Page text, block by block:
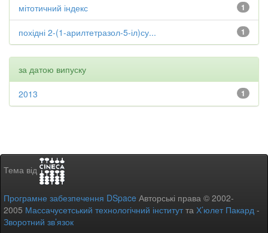
1
мітотичний індекс
1
похідні 2-(1-арилтетразол-5-іл)су...
за датою випуску
1
2013
Тема від
Програмне забезпечення DSpace Авторські права © 2002-
2005 Массачусетський технологічний інститутта Х’юлет Пакард -
Зворотний зв’язок